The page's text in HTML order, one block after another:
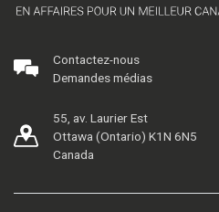
Contactez-nous
Demandes médias
55, av. Laurier Est
Ottawa (Ontario) K1N 6N5
Canada